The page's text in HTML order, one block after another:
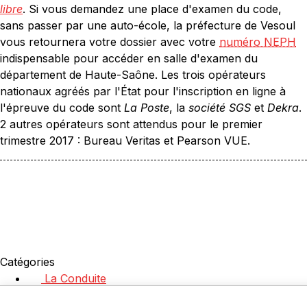
libre. Si vous demandez une place d'examen du code,
sans passer par une auto-école, la préfecture de Vesoul
vous retournera votre dossier avec votre numéro NEPH
indispensable pour accéder en salle d'examen du
département de Haute-Saône. Les trois opérateurs
nationaux agréés par l'État pour l'inscription en ligne à
l'épreuve du code sont La Poste, la société SGS et Dekra.
2 autres opérateurs sont attendus pour le premier
trimestre 2017 : Bureau Veritas et Pearson VUE.
Catégories
La Conduite